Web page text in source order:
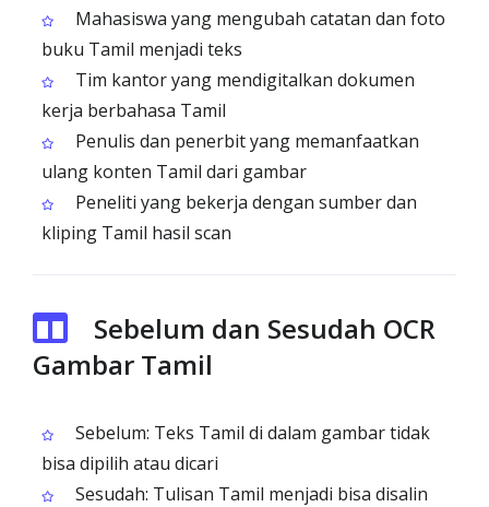
Mahasiswa yang mengubah catatan dan foto
buku Tamil menjadi teks
Tim kantor yang mendigitalkan dokumen
kerja berbahasa Tamil
Penulis dan penerbit yang memanfaatkan
ulang konten Tamil dari gambar
Peneliti yang bekerja dengan sumber dan
kliping Tamil hasil scan
Sebelum dan Sesudah OCR
Gambar Tamil
Sebelum: Teks Tamil di dalam gambar tidak
bisa dipilih atau dicari
Sesudah: Tulisan Tamil menjadi bisa disalin